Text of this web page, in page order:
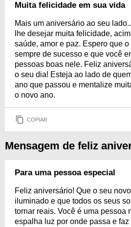
Muita felicidade em sua vida
Mais um aniversário ao seu
lhe desejar muita felicidade,
saúde, amor e paz. Espero que
sempre de sucesso e que você
pessoas boas nele. Feliz
o seu dia! Esteja ao lado de
ano que passou e mentalize
o novo ano.
COPIAR
Mensagem de feliz
Para uma pessoa especial
Feliz aniversário! Que o seu
iluminado e que todos os seus
tornar reais. Você é uma pessoa
espalha luz por onde passa e